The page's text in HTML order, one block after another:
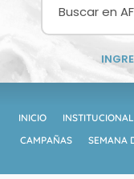
INICIO INSTITUCIONAL
CAMPAÑAS
SEMANA